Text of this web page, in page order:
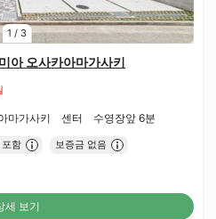
1 / 3
아 오사카아마가사키
마가사키 센터 수영장앞 6분
함 보증금 없음
세 보기